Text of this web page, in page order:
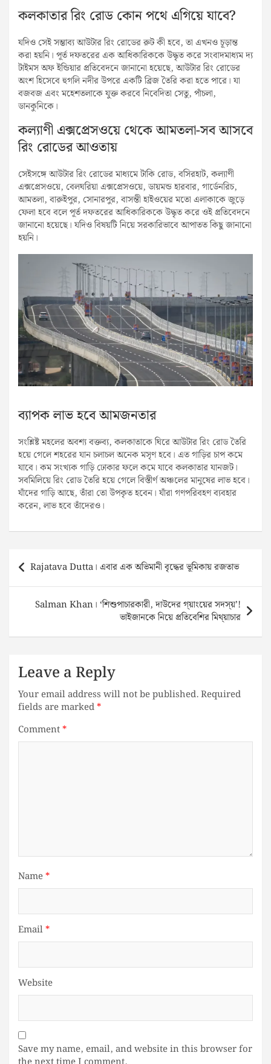
কলকাতার রিং রোড কোন পথে এগিয়ে যাবে?
যদিও সেই সম্ভাব্য আউটার রিং রোডের রুট কী হবে, তা এখনও চূড়ান্ত
করা হয়নি। পূর্ত দফতরের এক আধিকারিককে উদ্ধৃত করে সংবাদমাধ্যম দ্য
টাইমস অফ ইন্ডিয়ার প্রতিবেদনে জানানো হয়েছে, আউটার রিং রোডের
অংশ হিসেবে হুগলি নদীর উপরে একটি ব্রিজ তৈরি করা হতে পারে। যা
বজবজ এবং মহেশতলাকে যুক্ত করবে নিবেদিতা সেতু, পাঁচলা,
ডানকুনিকে।
কল্যাণী এক্সপ্রেসওয়ে থেকে আমতলা-সব আসবে
রিং রোডের আওতায়
সেইসঙ্গে আউটার রিং রোডের মাধ্যমে টাকি রোড, বসিরহাট, কল্যাণী
এক্সপ্রেসওয়ে, বেলঘরিয়া এক্সপ্রেসওয়ে, ডায়মন্ড হারবার, গার্ডেনরিচ,
আমতলা, বারুইপুর, সোনারপুর, বাসন্তী হাইওয়ের মতো এলাকাকে জুড়ে
ফেলা হবে বলে পূর্ত দফতরের আধিকারিককে উদ্ধৃত করে ওই প্রতিবেদনে
জানানো হয়েছে। যদিও বিষয়টি নিয়ে সরকারিভাবে আপাতত কিছু জানানো
হয়নি।
ব্যাপক লাভ হবে আমজনতার
সংশ্লিষ্ট মহলের অবশ্য বক্তব্য, কলকাতাকে ঘিরে আউটার রিং রোড তৈরি
হয়ে গেলে শহরের যান চলাচল অনেক মসৃণ হবে। এত গাড়ির চাপ কমে
যাবে। কম সংখ্যক গাড়ি ঢোকার ফলে কমে যাবে কলকাতার যানজট।
সবমিলিয়ে রিং রোড তৈরি হয়ে গেলে বিস্তীর্ণ অঞ্চলের মানুষের লাভ হবে।
যাঁদের গাড়ি আছে, তাঁরা তো উপকৃত হবেন। যাঁরা গণপরিবহণ ব্যবহার
করেন, লাভ হবে তাঁদেরও।
Post
navigation
Rajatava Dutta। এবার এক অভিমানী বৃদ্ধের ভূমিকায় রজতাভ
Salman Khan। ‘শিশুপাচারকারী, দাউদের গ্য়াংয়ের সদস্য়’!
ভাইজানকে নিয়ে প্রতিবেশির মিথ্য়াচার
Leave a Reply
Your email address will not be published.Required
fields are marked*
Comment*
Name*
Email*
Website
Save my name, email, and website in this browser for